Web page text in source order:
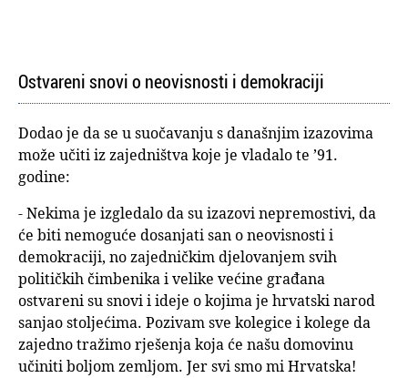
Ostvareni snovi o neovisnosti i demokraciji
Dodao je da se u suočavanju s današnjim izazovima
može učiti iz zajedništva koje je vladalo te ’91.
godine:
- Nekima je izgledalo da su izazovi nepremostivi, da
će biti nemoguće dosanjati san o neovisnosti i
demokraciji, no zajedničkim djelovanjem svih
političkih čimbenika i velike većine građana
ostvareni su snovi i ideje o kojima je hrvatski narod
sanjao stoljećima. Pozivam sve kolegice i kolege da
zajedno tražimo rješenja koja će našu domovinu
učiniti boljom zemljom. Jer svi smo mi Hrvatska!